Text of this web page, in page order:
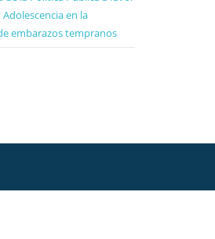
en la
embarazos tempranos